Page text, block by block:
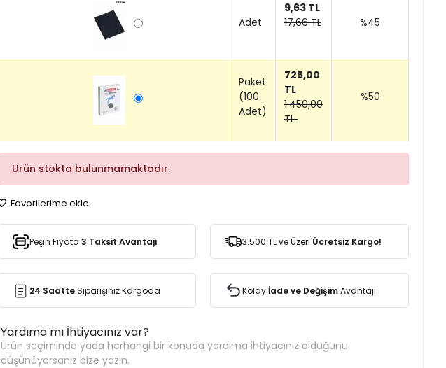
Adet
9,63 TL
17,66 TL
%45
Paket
(100
Adet)
725,00
TL
1.450,00
TL
%50
Ürün stokta bulunmamaktadır.
Favorilerime ekle
Peşin Fiyata 3 Taksit Avantajı 3.500 TL ve Üzeri Ücretsiz Kargo!
24 SaatteSiparişiniz Kargoda Kolayİade ve DeğişimAvantajı
Yardıma mı İhtiyacınız var?
Ürün seçiminde yada herhangi bir konuda yardıma ihtiyacınız olduğunu
düşünüyorsanız bize yazın.